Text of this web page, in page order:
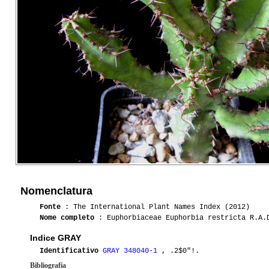
Nomenclatura
Fonte : The International Plant Names Index (2012)
Nome completo : Euphorbiaceae Euphorbia restricta
Indice GRAY
Identificativo GRAY 348040-1 , .2$0"!.
Bibliografia